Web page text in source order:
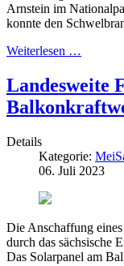
Arnstein im
konnte den
Weiterlesen …
Landesweite
Details
Kategorie:
06. Juli 2023
Die Anschaffung
durch das sächsische
Das Solarpanel am